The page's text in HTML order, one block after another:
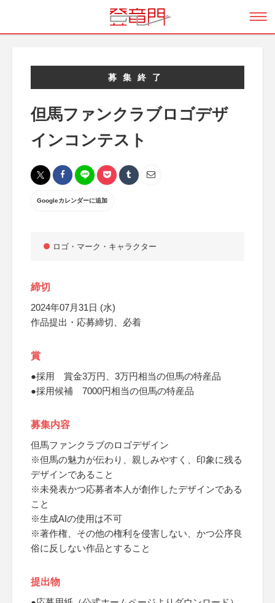
募集終了
但馬ファンクラブロゴデザ
インコンテスト
Googleカレンダーに追加
ロゴ・マーク・キャラクター
締切
2024年07月31日 (水)
作品提出・応募締切、必着
賞
●採用 賞金3万円、3万円相当の但馬の特産品
●採用候補 7000円相当の但馬の特産品
募集内容
但馬ファンクラブのロゴデザイン
※但馬の魅力が伝わり、親しみやすく、印象に残る
デザインであること
※未発表かつ応募者本人が創作したデザインである
こと
※生成AIの使用は不可
※著作権、その他の権利を侵害しない、かつ公序良
俗に反しない作品とすること
提出物